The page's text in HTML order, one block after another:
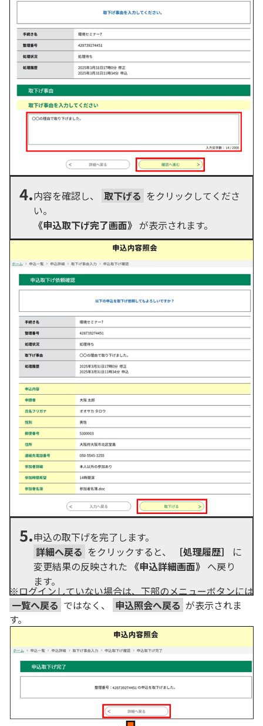
4.内容を確認し、 取下げる をクリックしてくださ
い。
《申込取下げ完了画面》 が表示されます。
5.申込の取下げを完了します。
詳細へ戻る をクリックすると、 ［処理履歴］
に
変更結果の反映された 《申込詳細画面》 へ戻り
ます。
※ログインしていない場合は、下部のメニューボタンには
一覧へ戻る ではなく、 申込照会へ戻る が表示されま
す。